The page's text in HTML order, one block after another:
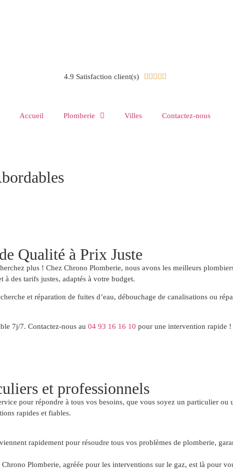
4.9 Satisfaction client(s)     
Accueil Plomberie Villes Contactez-nous
Qualité à Prix Juste
plus ! Chez Chrono Plomberie, nous avons les meilleurs
des tarifs justes, adaptés à votre budget.
et réparation de fuites d’eau, débouchage de canalisations ou
7j/7. Contactez-nous au 04 93 16 16 10 pour une intervention rapide
et professionnels
pour répondre à tous vos besoins, que vous soyez un particulier
rapides et fiables.
rapidement pour résoudre tous vos problèmes de plomberie,
Plomberie, agréée pour les interventions sur le gaz, est là pour